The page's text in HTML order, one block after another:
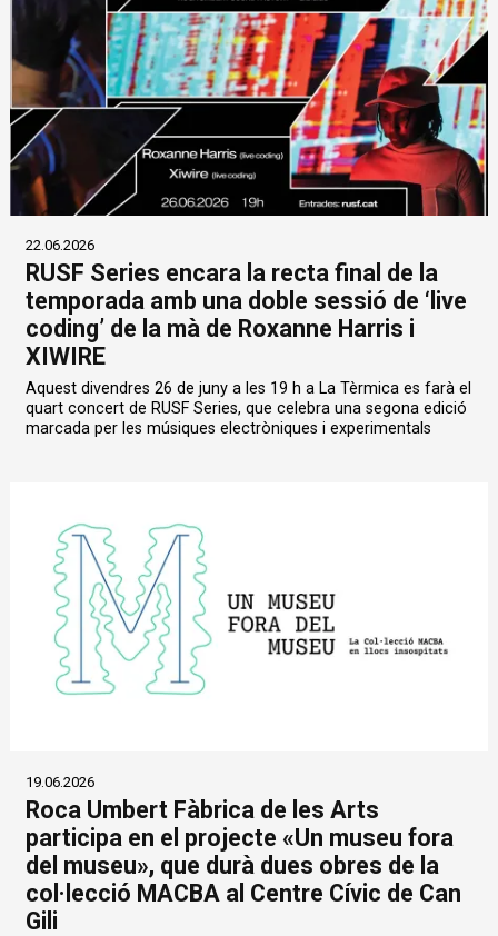
22.06.2026
RUSF Series encara la recta final de la
temporada amb una doble sessió de ‘live
coding’ de la mà de Roxanne Harris i
XIWIRE
Aquest divendres 26 de juny a les 19 h a La Tèrmica es farà el
quart concert de RUSF Series, que celebra una segona edició
marcada per les músiques electròniques i experimentals
19.06.2026
Roca Umbert Fàbrica de les Arts
participa en el projecte «Un museu fora
del museu», que durà dues obres de la
col·lecció MACBA al Centre Cívic de Can
Gili